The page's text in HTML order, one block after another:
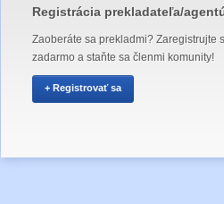
Registrácia prekladateľa/
Zaoberáte sa prekladmi? Zaregistrujte
zadarmo a staňte sa členmi komunity!
+ Registrovať sa